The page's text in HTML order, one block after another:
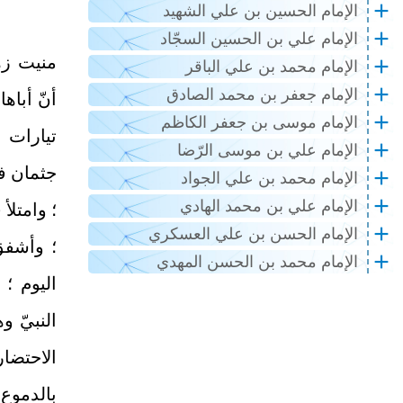
الإمام الحسين بن علي الشهيد
الإمام علي بن الحسين السجّاد
الإمام محمد بن علي الباقر
الإمام جعفر بن محمد الصادق
الإمام موسى بن جعفر الكاظم
الإمام علي بن موسى الرّضا
الإمام محمد بن علي الجواد
الإمام علي بن محمد الهادي
الإمام الحسن بن علي العسكري
الإمام محمد بن الحسن المهدي
منيت
أنّ
جثمان
؛
؛
النبيّ